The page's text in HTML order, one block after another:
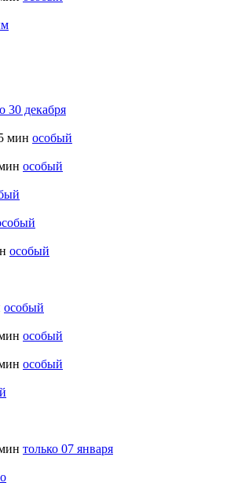
30 декабря
мин особый
особый
особый
особый
особый
особый
только 07 января